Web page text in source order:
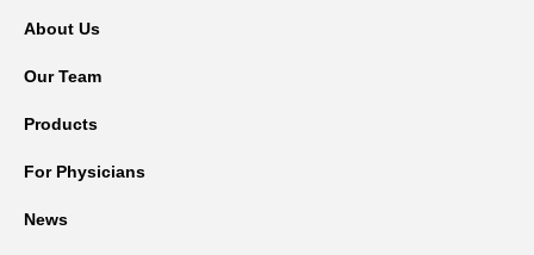
About Us
Our Team
Products
For Physicians
News